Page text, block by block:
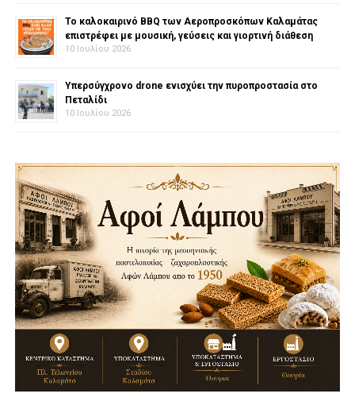
Το καλοκαιρινό BBQ των Αεροπροσκόπων Καλαμάτας
επιστρέφει με μουσική, γεύσεις και γιορτινή διάθεση
10 Ιουλίου 2026
Υπερσύγχρονο drone ενισχύει την πυροπροστασία στο
Πεταλίδι
10 Ιουλίου 2026